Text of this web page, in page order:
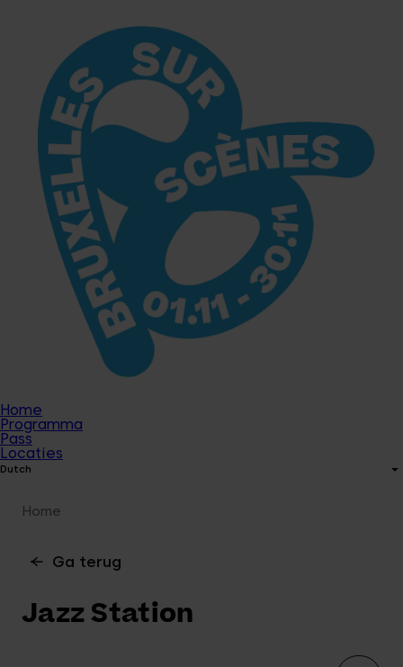
Home
Programma
Pass
Locaties
Dutch
Home
Ga terug
Jazz Station